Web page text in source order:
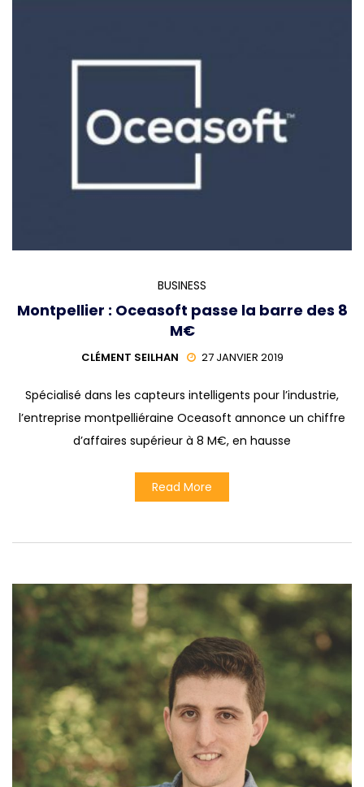
BUSINESS
Montpellier : Oceasoft passe la barre des 8
M€
CLÉMENT SEILHAN 27 JANVIER 2019
Spécialisé dans les capteurs intelligents pour l’industrie,
l’entreprise montpelliéraine Oceasoft annonce un chiffre
d’affaires supérieur à 8 M€, en hausse
Read More